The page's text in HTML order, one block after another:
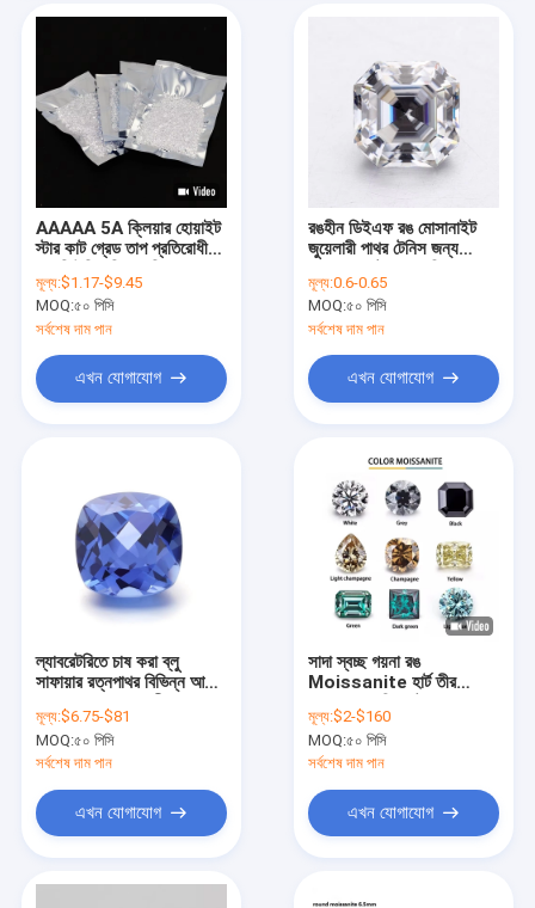
AAAAA 5A ক্লিয়ার হোয়াইট
স্টার কাট গ্রেড তাপ প্রতিরোধী
রত্নপাথর
মূল্য:$1.17-$9.45
MOQ:৫০ পিসি
সর্বশেষ দাম পান
এখন যোগাযোগ
রঙহীন ডিইএফ রঙ মোসানাইট
জুয়েলারী পাথর টেনিস জন্য
মূল্য:0.6-0.65
MOQ:৫০ পিসি
সর্বশেষ দাম পান
এখন যোগাযোগ
ল্যাবরেটরিতে চাষ করা ব্লু
সাফায়ার রত্নপাথর বিভিন্ন আকার
মূল্য:$6.75-$81
MOQ:৫০ পিসি
সর্বশেষ দাম পান
এখন যোগাযোগ
সাদা স্বচ্ছ গয়না রঙ
Moissanite হার্ট তীর
মূল্য:$2-$160
MOQ:৫০ পিসি
সর্বশেষ দাম পান
এখন যোগাযোগ